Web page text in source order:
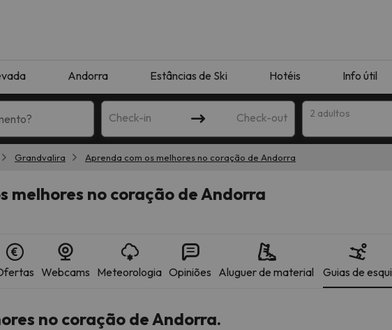
Andorra Estâncias de Ski Hotéis Info útil
Check-in Check-out 2 adultos
Grandvalira Aprenda com os melhores no coração de Andorra
melhores no coração de Andorra
Webcams Meteorologia Opiniões Aluguer de material Guias de esqui
no coração de Andorra.